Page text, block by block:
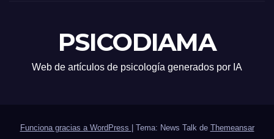
PSICODIAMA
Web de artículos de psicología generados por IA
Funciona gracias a WordPress Tema: News Talk de Themeansar